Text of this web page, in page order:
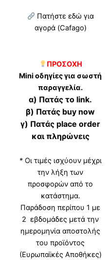
Πατήστε εδώ για
αγορά (Cafago)
ΠΡΟΣΟΧΗ
Mini οδηγίες για σωστή
παραγγελία.
α) Πατάς το link.
β) Πατάς buy now
γ) Πατάς place order
και πληρώνεις
* Οι τιμές ισχύουν μέχρι
την λήξη των
προσφορών από το
κατάστημα.
Παράδοση περίπου 1 με
2 εβδομάδες μετά την
ημερομηνία αποστολής
του προϊόντος
(Ευρωπαϊκές Αποθήκες)